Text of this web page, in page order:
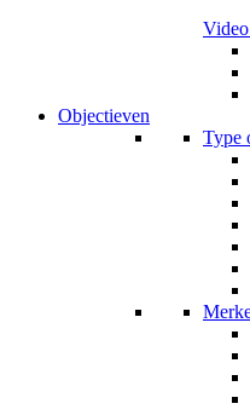
Objectieven
Type